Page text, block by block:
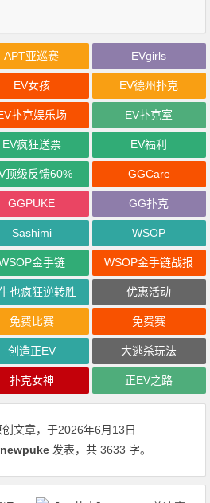
APT亚巡赛 EVgirls
EV女孩 EV德州扑克
扑克娱乐场 EV扑克室
EV疯狂送票 EV福利
顶级反馈60% GGCare
GGPUKE GG扑克
Sashimi WSOP
金手链 WSOP金手链战报
也疯狂逆转胜 优惠活动
免费比赛 免费赛
创造正EV 大逃杀玩法
扑克女神 正EV之路
创文章，于2026年6月13日
发表，共 3633 字。